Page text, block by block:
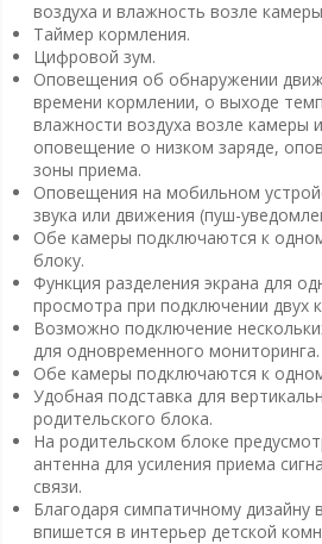
воздуха и влажность возле
Таймер кормления.
Цифровой зум.
Оповещения об обнаружении
времени кормлении, о выходе
влажности воздуха возле камеры
оповещение о низком заряде,
зоны приема.
Оповещения на мобильном
звука или движения (пуш-
Обе камеры подключаются к
блоку.
Функция разделения экрана для
просмотра при подключении двух
Возможно подключение
для одновременного мониторинга.
Обе камеры подключаются к
Удобная подставка для
родительского блока.
На родительском блоке
антенна для усиления приема
связи.
Благодаря симпатичному дизайну
впишется в интерьер детской